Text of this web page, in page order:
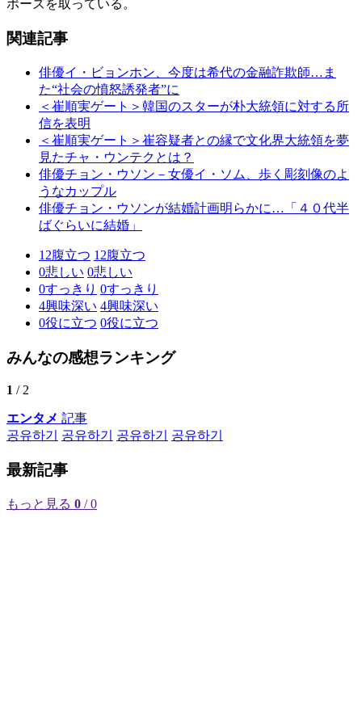
ポーズを取っている。
関連記事
俳優イ・ビョンホン、今度は希代の金融詐欺師…ま
た“社会の憤怒誘発者”に
＜崔順実ゲート＞韓国のスターが朴大統領に対する所
信を表明
＜崔順実ゲート＞崔容疑者との縁で文化界大統領を夢
見たチャ・ウンテクとは？
俳優チョン・ウソン－女優イ・ソム、歩く彫刻像のよ
うなカップル
俳優チョン・ウソンが結婚計画明らかに…「４０代半
ばぐらいに結婚」
12腹立つ 12腹立つ
0悲しい 0悲しい
0すっきり 0すっきり
4興味深い 4興味深い
0役に立つ 0役に立つ
みんなの感想ランキング
1 / 2
エンタメ 記事
공유하기
공유하기 공유하기 공유하기
最新記事
もっと見る 0 / 0